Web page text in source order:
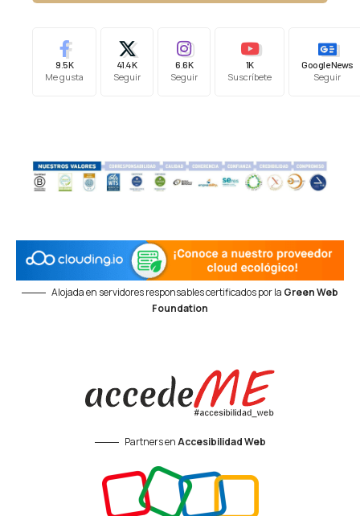
9.5K
Me gusta
41.4K
Seguir
6.6K
Seguir
1K
Suscríbete
Google News
Seguir
Alojada en servidores responsables certificados por la Green Web
Foundation
Partners enAccesibilidad Web